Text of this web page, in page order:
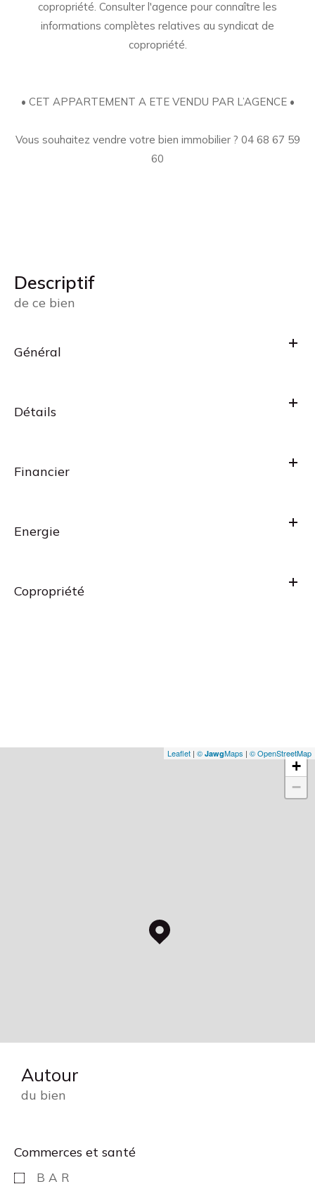
copropriété. Consulter l'agence pour connaître les
informations complètes relatives au syndicat de
copropriété.
• CET APPARTEMENT A ETE VENDU PAR L’AGENCE •
Vous souhaitez vendre votre bien immobilier ? 04 68 67 59
60
descriptif
de ce bien
Général
Détails
Financier
Energie
Copropriété
+
−
Leaflet | © JawgMaps | © OpenStreetMap
Autour
du bien
Commerces et santé
BAR